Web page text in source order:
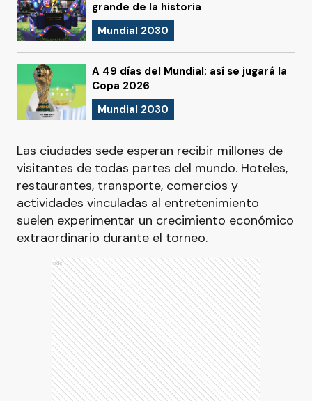
grande de la historia
Mundial 2030
A 49 días del Mundial: así se jugará la
Copa 2026
Mundial 2030
Las ciudades sede esperan recibir millones de
visitantes de todas partes del mundo. Hoteles,
restaurantes, transporte, comercios y
actividades vinculadas al entretenimiento
suelen experimentar un crecimiento económico
extraordinario durante el torneo.
Ads